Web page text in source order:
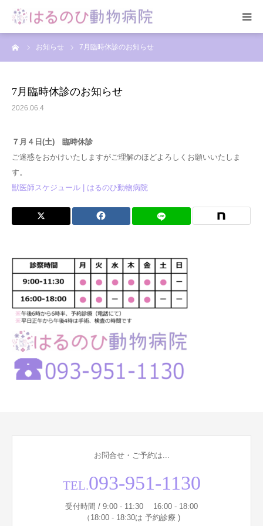
お知らせ 7月臨時休診のお知らせ
7月臨時休診のお知らせ
2026.06.4
７月４日(土) 臨時休診
ご迷惑をおかけいたしますがご理解のほどよろしくお願いいたしま
す。
獣医師スケジュール | はるのひ動物病院
お問合せ・ご予約は...
TEL.093-951-1130
受付時間 / 9:00 - 11:30 16:00 - 18:00
（18:00 - 18:30は 予約診療 )
HOME
アクセス
お問合せ